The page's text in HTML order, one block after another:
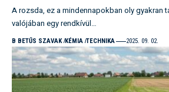
A rozsda, ez a mindennapokban oly gyakran
valójában egy rendkívül…
B BETŰS SZAVAK KÉMIA TECHNIKA 2025. 09. 02.